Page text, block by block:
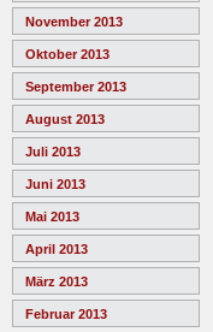
November 2013
Oktober 2013
September 2013
August 2013
Juli 2013
Juni 2013
Mai 2013
April 2013
März 2013
Februar 2013